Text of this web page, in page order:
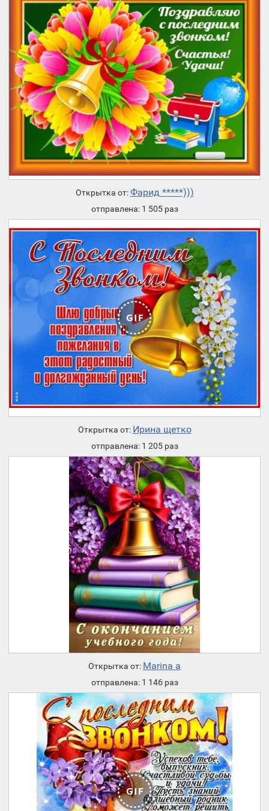
Открытка от:Фарид *****)))
отправлена: 1 505 раз
Открытка от: Ирина щетко
отправлена: 1 205 раз
Открытка от: Marina a
отправлена: 1 146 раз